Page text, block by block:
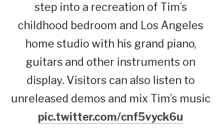
step into a recreation of Tim’s
childhood bedroom and Los Angeles
home studio with his grand piano,
guitars and other instruments on
display. Visitors can also listen to
unreleased demos and mix Tim’s music
pic.twitter.com/cnf5vyck6u